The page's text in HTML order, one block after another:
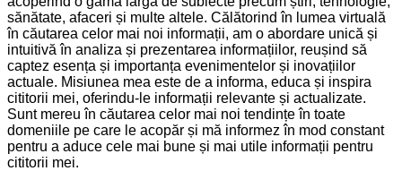
sănătate, afaceri și multe altele. Călătorind în lumea virtuală
în căutarea celor mai noi informații, am o abordare unică și
intuitivă în analiza și prezentarea informațiilor, reușind să
captez esența și importanța evenimentelor și inovațiilor
actuale. Misiunea mea este de a informa, educa și inspira
cititorii mei, oferindu-le informații relevante și actualizate.
Sunt mereu în căutarea celor mai noi tendințe în toate
domeniile pe care le acopăr și mă informez în mod constant
pentru a aduce cele mai bune și mai utile informații pentru
cititorii mei.